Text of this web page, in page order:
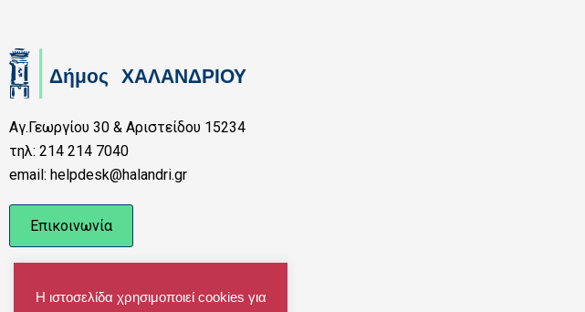
Αγ.Γεωργίου 30 & Αριστείδου 15234
τηλ: 214 214 7040
email: helpdesk@halandri.gr
Επικοινωνία
Η ιστοσελίδα χρησιμοποιεί cookies για